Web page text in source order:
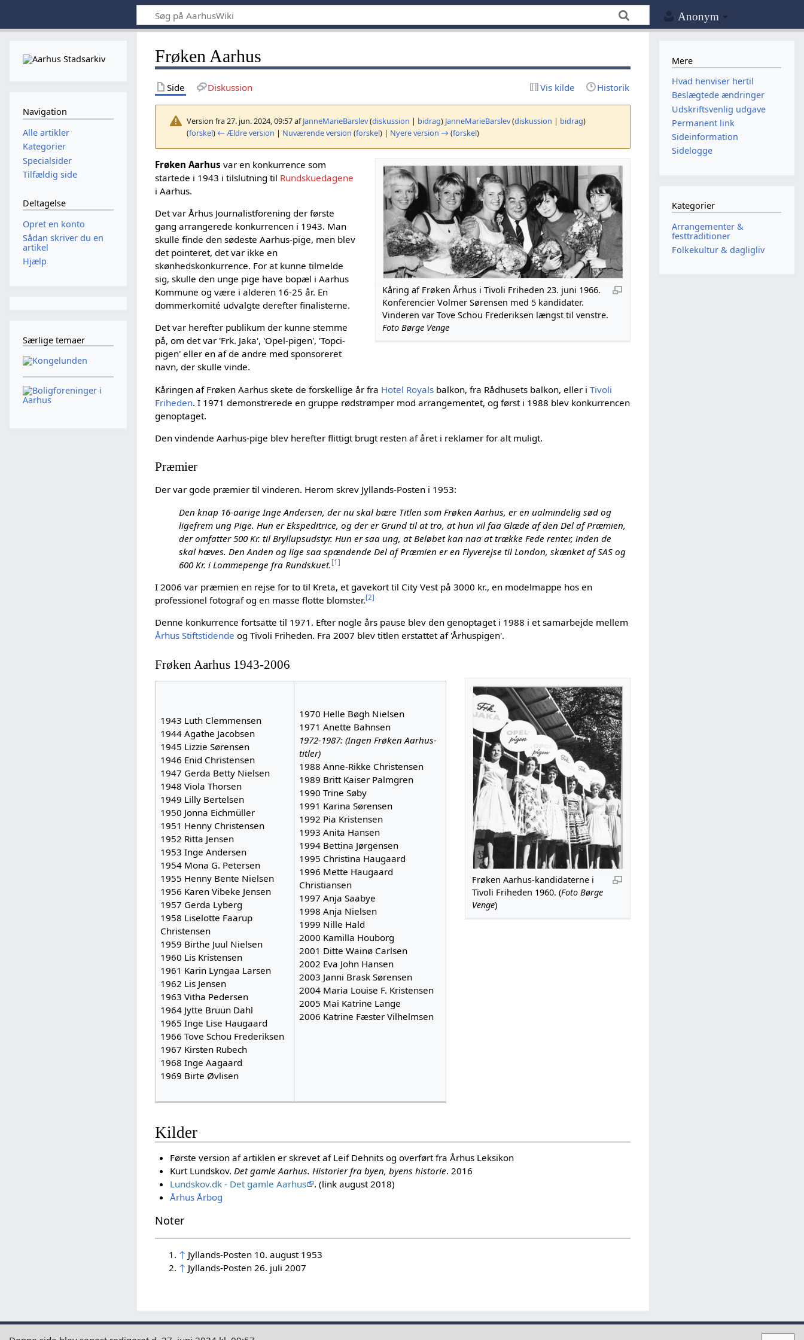
Anonym
Frøken Aarhus
Side Diskussion Vis kilde Historik
Version fra 27. jun. 2024, 09:57 afJanneMarieBarslev(diskussion | bidrag) JanneMarieBarslev(diskussion | bidrag)
(forskel) ← Ældre version | Nuværende version (forskel) | Nyere version → (forskel)
Kåring af Frøken Århus i Tivoli Friheden 23. juni 1966.
Konferencier Volmer Sørensen med 5 kandidater.
Vinderen var Tove Schou Frederiksen længst til venstre.
Foto Børge Venge
Frøken Aarhus var en konkurrence som
startede i 1943 i tilslutning til Rundskuedagene
i Aarhus.
Det var Århus Journalistforening der første
gang arrangerede konkurrencen i 1943. Man
skulle finde den sødeste Aarhus-pige, men blev
det pointeret, det var ikke en
skønhedskonkurrence. For at kunne tilmelde
sig, skulle den unge pige have bopæl i Aarhus
Kommune og være i alderen 16-25 år. En
dommerkomité udvalgte derefter finalisterne.
Det var herefter publikum der kunne stemme
på, om det var 'Frk. Jaka', 'Opel-pigen', 'Topci-
pigen' eller en af de andre med sponsoreret
navn, der skulle vinde.
Kåringen af Frøken Aarhus skete de forskellige år fra Hotel Royals balkon, fra Rådhusets balkon, eller iTivoli
Friheden. I 1971 demonstrerede en gruppe rødstrømper mod arrangementet, og først i 1988 blev konkurrencen
genoptaget.
Den vindende Aarhus-pige blev herefter flittigt brugt resten af året i reklamer for alt muligt.
Præmier
Der var gode præmier til vinderen. Herom skrev Jyllands-Posten i 1953:
Den knap 16-aarige Inge Andersen, der nu skal bære Titlen som Frøken Aarhus, er en ualmindelig sød og
ligefrem ung Pige. Hun er Ekspeditrice, og der er Grund til at tro, at hun vil faa Glæde af den Del af Præmien,
der omfatter 500 Kr. til Bryllupsudstyr. Hun er saa ung, at Beløbet kan naa at trække Fede renter, inden de
skal hæves. Den Anden og lige saa spændende Del af Præmien er en Flyverejse til London, skænket af SAS og
600 Kr. i Lommepenge fra Rundskuet.[1]
I 2006 var præmien en rejse for to til Kreta, et gavekort til City Vest på 3000 kr., en modelmappe hos en
professionel fotograf og en masse flotte blomster.[2]
Denne konkurrence fortsatte til 1971. Efter nogle års pause blev den genoptaget i 1988 i et samarbejde mellem
Århus Stiftstidende og Tivoli Friheden. Fra 2007 blev titlen erstattet af 'Århuspigen'.
Frøken Aarhus 1943-2006
Frøken Aarhus-kandidaterne i
Tivoli Friheden 1960. (Foto Børge
Venge)
1943 Luth Clemmensen
1944 Agathe Jacobsen
1945 Lizzie Sørensen
1946 Enid Christensen
1947 Gerda Betty Nielsen
1948 Viola Thorsen
1949 Lilly Bertelsen
1950 Jonna Eichmüller
1951 Henny Christensen
1952 Ritta Jensen
1953 Inge Andersen
1954 Mona G. Petersen
1955 Henny Bente Nielsen
1956 Karen Vibeke Jensen
1957 Gerda Lyberg
1958 Liselotte Faarup
Christensen
1959 Birthe Juul Nielsen
1960 Lis Kristensen
1961 Karin Lyngaa Larsen
1962 Lis Jensen
1963 Vitha Pedersen
1964 Jytte Bruun Dahl
1965 Inge Lise Haugaard
1966 Tove Schou Frederiksen
1967 Kirsten Rubech
1968 Inge Aagaard
1969 Birte Øvlisen
1970 Helle Bøgh Nielsen
1971 Anette Bahnsen
1972-1987: (Ingen Frøken Aarhus-
titler)
1988 Anne-Rikke Christensen
1989 Britt Kaiser Palmgren
1990 Trine Søby
1991 Karina Sørensen
1992 Pia Kristensen
1993 Anita Hansen
1994 Bettina Jørgensen
1995 Christina Haugaard
1996 Mette Haugaard
Christiansen
1997 Anja Saabye
1998 Anja Nielsen
1999 Nille Hald
2000 Kamilla Houborg
2001 Ditte Wainø Carlsen
2002 Eva John Hansen
2003 Janni Brask Sørensen
2004 Maria Louise F. Kristensen
2005 Mai Katrine Lange
2006 Katrine Fæster Vilhelmsen
Kilder
Første version af artiklen er skrevet af Leif Dehnits og overført fra Århus Leksikon
Kurt Lundskov. Det gamle Aarhus. Historier fra byen, byens historie. 2016
Lundskov.dk - Det gamle Aarhus
. (link august 2018)
Århus Årbog
Noter
↑ Jyllands-Posten 10. august 1953
↑ Jyllands-Posten 26. juli 2007
Navigation
Alle artikler
Kategorier
Specialsider
Tilfældig side
Deltagelse
Opret en konto
Sådan skriver du en
artikel
Hjælp
Særlige temaer
Mere
Hvad henviser hertil
Beslægtede ændringer
Udskriftsvenlig udgave
Permanent link
Sideinformation
Sidelogge
Kategorier
Arrangementer &
festtraditioner
Folkekultur & dagligliv